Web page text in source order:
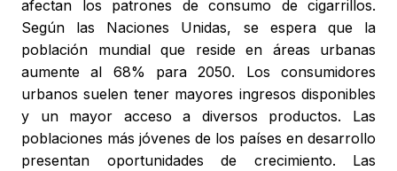
afectan los patrones de consumo de cigarrillos.
Según las Naciones Unidas, se espera que la
población mundial que reside en áreas urbanas
aumente al 68% para 2050. Los consumidores
urbanos suelen tener mayores ingresos disponibles
y un mayor acceso a diversos productos. Las
poblaciones más jóvenes de los países en desarrollo
presentan oportunidades de crecimiento. Las